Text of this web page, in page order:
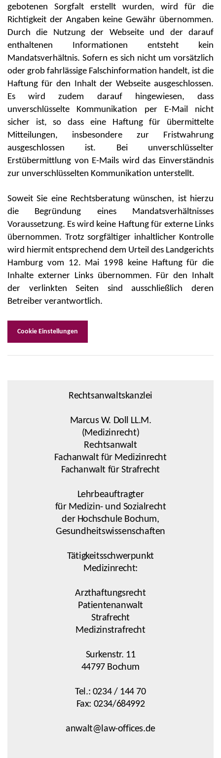
gebotenen Sorgfalt erstellt wurden, wird für die
Richtigkeit der Angaben keine Gewähr übernommen.
Durch die Nutzung der Webseite und der darauf
enthaltenen Informationen entsteht kein
Mandatsverhältnis. Sofern es sich nicht um vorsätzlich
oder grob fahrlässige Falschinformation handelt, ist die
Haftung für den Inhalt der Webseite ausgeschlossen.
Es wird zudem darauf hingewiesen, dass
unverschlüsselte Kommunikation per E-Mail nicht
sicher ist, so dass eine Haftung für übermittelte
Mitteilungen, insbesondere zur Fristwahrung
ausgeschlossen ist. Bei unverschlüsselter
Erstübermittlung von E-Mails wird das Einverständnis
zur unverschlüsselten Kommunikation unterstellt.
Soweit Sie eine Rechtsberatung wünschen, ist hierzu
die Begründung eines Mandatsverhältnisses
Voraussetzung. Es wird keine Haftung für externe Links
übernommen. Trotz sorgfältiger inhaltlicher Kontrolle
wird hiermit entsprechend dem Urteil des Landgerichts
Hamburg vom 12. Mai 1998 keine Haftung für die
Inhalte externer Links übernommen. Für den Inhalt
der verlinkten Seiten sind ausschließlich deren
Betreiber verantwortlich.
Cookie Einstellungen
Rechtsanwaltskanzlei
Marcus W. Doll LL.M.
(Medizinrecht)
Rechtsanwalt
Fachanwalt für Medizinrecht
Fachanwalt für Strafrecht
Lehrbeauftragter
für Medizin- und Sozialrecht
der Hochschule Bochum,
Gesundheitswissenschaften
Tätigkeitsschwerpunkt
Medizinrecht:
Arzthaftungsrecht
Patientenanwalt
Strafrecht
Medizinstrafrecht
Surkenstr. 11
44797 Bochum
Tel.: 0234 / 144 70
Fax: 0234/684992
anwalt@law-offices.de